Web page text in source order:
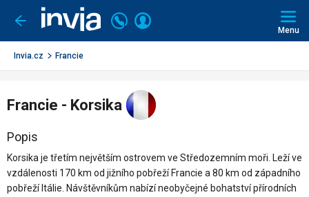
Jít
zpět
Volejte
226
000
Přihlásit
Menu
Invia.cz Francie
Francie - Korsika
Popis
Korsika je třetím největším ostrovem ve Středozemním moři. Leží ve
vzdálenosti 170 km od jižního pobřeží Francie a 80 km od západního
pobřeží Itálie. Návštěvníkům nabízí neobyčejné bohatství přírodních